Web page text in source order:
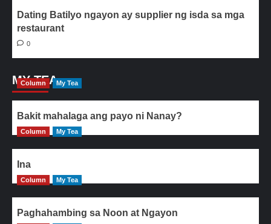
Dating Batilyo ngayon ay supplier ng isda sa mga
restaurant
0
MY TEA
Column My Tea
Bakit mahalaga ang payo ni Nanay?
Column My Tea
Ina
Column My Tea
Paghahambing sa Noon at Ngayon